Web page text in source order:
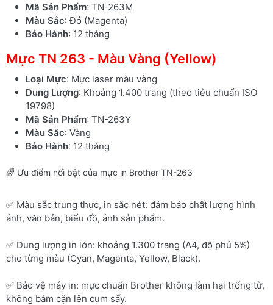
Mã Sản Phẩm: TN-263M
Màu Sắc: Đỏ (Magenta)
Bảo Hành: 12 tháng
Mực TN 263 - Màu Vàng (Yellow)
Loại Mực: Mực laser màu vàng
Dung Lượng: Khoảng 1.400 trang (theo tiêu chuẩn ISO
19798)
Mã Sản Phẩm: TN-263Y
Màu Sắc: Vàng
Bảo Hành: 12 tháng
🌈 Ưu điểm nổi bật của mực in Brother TN-263
✅ Màu sắc trung thực, in sắc nét: đảm bảo chất lượng hình
ảnh, văn bản, biểu đồ, ảnh sản phẩm.
✅ Dung lượng in lớn: khoảng 1.300 trang (A4, độ phủ 5%)
cho từng màu (Cyan, Magenta, Yellow, Black).
✅ Bảo vệ máy in: mực chuẩn Brother không làm hại trống từ,
không bám cặn lên cụm sấy.